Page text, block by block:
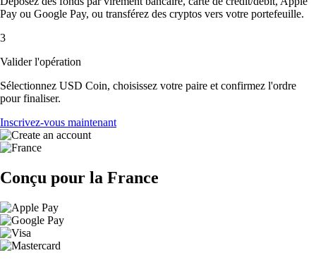
Pay ou Google Pay, ou transférez des cryptos vers votre portefeuille.
3
Valider l'opération
Sélectionnez USD Coin, choisissez votre paire et confirmez l'ordre
pour finaliser.
Inscrivez-vous maintenant
Conçu pour la France